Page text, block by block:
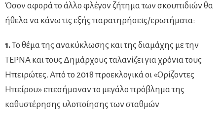
Όσον αφορά το άλλο φλέγον ζήτημα των σκουπιδιών θα
ήθελα να κάνω τις εξής παρατηρήσεις/ερωτήματα:
1.Το θέμα της ανακύκλωσης και της διαμάχης με την
ΤΕΡΝΑ και τους Δημάρχους ταλανίζει για χρόνια τους
Ηπειρώτες. Από το 2018 προεκλογικά οι «Ορίζοντες
Ηπείρου» επεσήμαναν το μεγάλο πρόβλημα της
καθυστέρησης υλοποίησης των σταθμών